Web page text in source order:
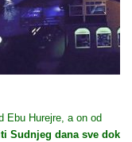
Ebu Hurejre, a on od
Sudnjeg dana sve dok